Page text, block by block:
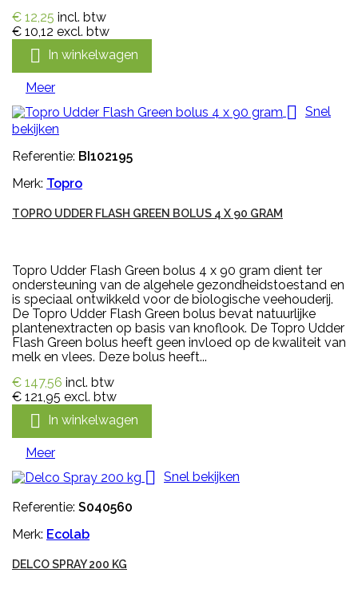
€ 12,25 incl. btw
€ 10,12 excl. btw
 In winkelwagen
Meer
 Snel
bekijken
Referentie: BI102195
Merk: Topro
TOPRO UDDER FLASH GREEN BOLUS 4 X 90 GRAM
Topro Udder Flash Green bolus 4 x 90 gram dient ter
ondersteuning van de algehele gezondheidstoestand en
is speciaal ontwikkeld voor de biologische veehouderij.
De Topro Udder Flash Green bolus bevat natuurlijke
plantenextracten op basis van knoflook. De Topro Udder
Flash Green bolus heeft geen invloed op de kwaliteit van
melk en vlees. Deze bolus heeft...
€ 147,56 incl. btw
€ 121,95 excl. btw
 In winkelwagen
Meer
 Snel bekijken
Referentie: S040560
Merk: Ecolab
DELCO SPRAY 200 KG